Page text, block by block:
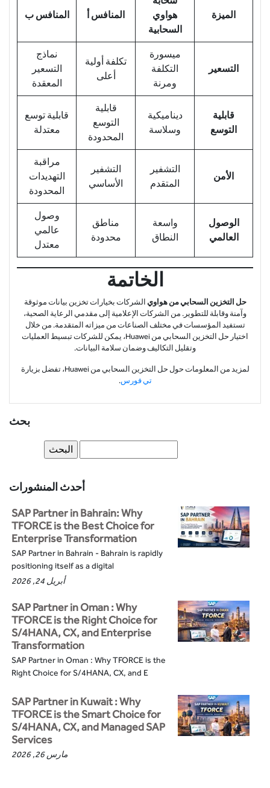
الميزة
هواوي
السحابية
المنافس أ المنافس ب
التسعير
ميسورة
التكلفة
ومرنة
تكلفة أولية
أعلى
نماذج
التسعير
المعقدة
قابلية
التوسع
ديناميكية
وسلاسة
قابلية
التوسع
المحدودة
قابلية توسع
معتدلة
الأمن
التشفير
المتقدم
التشفير
الأساسي
مراقبة
التهديدات
المحدودة
الوصول
العالمي
واسعة
النطاق
مناطق
محدودة
وصول
عالمي
معتدل
الخاتمة
حل التخزين السحابي من هواوي الشركات بخيارات تخزين بيانات موثوقة
وآمنة وقابلة للتطوير. من الشركات الإعلامية إلى مقدمي الرعاية الصحية،
تستفيد المؤسسات في مختلف الصناعات من ميزاته المتقدمة. من خلال
اختيار حل التخزين السحابي من Huawei، يمكن للشركات تبسيط العمليات
وتقليل التكاليف وضمان سلامة البيانات.
لمزيد من المعلومات حول حل التخزين السحابي من Huawei، تفضل بزيارة
تي فورس.
بحث
أحدث المنشورات
SAP Partner in Bahrain: Why
TFORCE is the Best Choice for
Enterprise Transformation
SAP Partner in Bahrain - Bahrain is rapidly
positioning itself as a digital
أبريل 24, 2026
SAP Partner in Oman : Why
TFORCE is the Right Choice for
S/4HANA, CX, and Enterprise
Transformation
SAP Partner in Oman : Why TFORCE is the
Right Choice for S/4HANA, CX, and E
SAP Partner in Kuwait : Why
TFORCE is the Smart Choice for
S/4HANA, CX, and Managed SAP
Services
مارس 26, 2026